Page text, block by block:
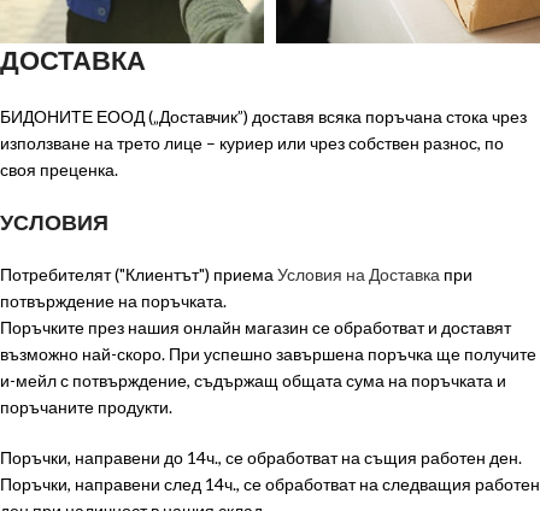
ДОСТАВКА
БИДОНИТЕ ЕООД („Доставчик”) доставя всяка поръчана стока чрез
използване на трето лице – куриер или чрез собствен разнос, по
своя преценка.
УСЛОВИЯ
Потребителят ("Клиентът") приема Условия на Доставка при
потвърждение на поръчката.
Поръчките през нашия онлайн магазин се обработват и доставят
възможно най-скоро. При успешно завършена поръчка ще получите
и-мейл с потвърждение, съдържащ общата сума на поръчката и
поръчаните продукти.
Поръчки, направени до 14ч., се обработват на същия работен ден.
Поръчки, направени след 14ч., се обработват на следващия работен